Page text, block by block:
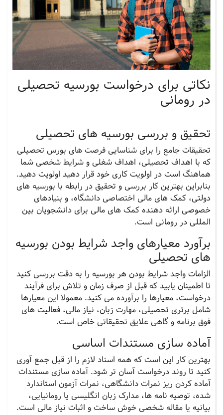
نکاتی برای درخواست بورسیه تحصیلی
در رومانی
تحقیق و بررسی بورسیه های تحصیلی
تحقیقات جامع را برای شناسایی فرصت های بورس تحصیلی
که با اهداف تحصیلی، اهداف شغلی و شرایط شخصی شما
هماهنگ است در اولویت کاری خود قرار دهید اولویت دهید.
بنابراین بهترین کار بررسی و تحقیق در رابطه با بورسیه های
دولتی، کمک های مالی اختصاصی دانشگاه، و بنیادهای
خصوصی ارائه دهنده کمک های مالی برای دانشجویان بین
المللی در رومانی است.
برآورد معیارهای واجد شرایط بودن بورسیه
های تحصیلی
الزامات واجد شرایط بودن هر بورسیه را به دقت بررسی کنید
تا اطمینان یابید که قبل از صرف زمان و تلاش برای فرآیند
درخواست، معیارها را برآورده می کنید. معمولا این معیارها
شامل برتری تحصیلی، مهارت زبان، نیاز مالی، فعالیت های
فوق برنامه و گاهی علایق تحقیقاتی خاص است.
آماده سازی مستندات اساسی
بهترین کار این است که همه اسناد لازم را از قبل جمع آوری
کنید تا روند درخواست آسان تر شود. آماده سازی مستندات
آماده کردن ریز نمرات دانشگاهی، نمرات آزمون استاندارد
شده، توصیه نامه ها، مدارک زبان انگلیسی یا رومانیایی،
بیانیه یا مقاله شخصی خوش ساخت و اثبات نیاز مالی است.